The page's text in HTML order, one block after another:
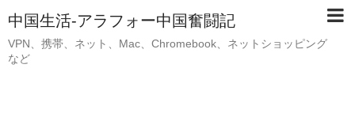
中国生活-アラフォー中国奮闘記
VPN、携帯、ネット、Mac、Chromebook、ネットショッピング
など